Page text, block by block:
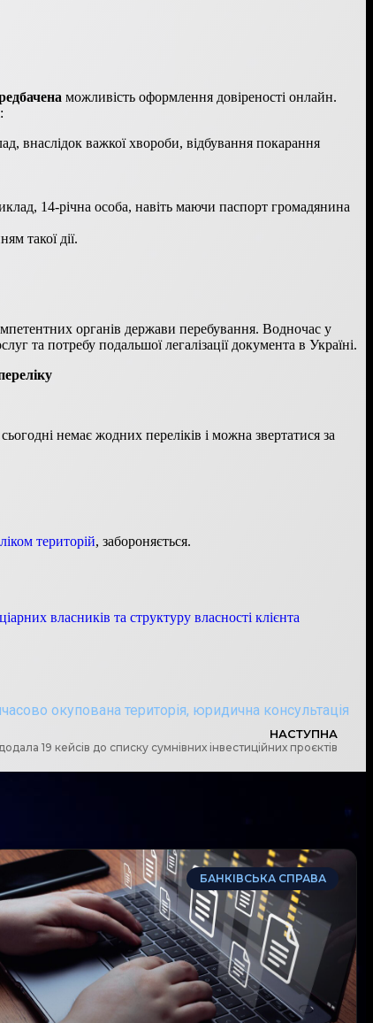
можливість оформлення довіреності онлайн.
внаслідок важкої хвороби, відбування покарання
14-річна особа, навіть маючи паспорт громадянина
такої дії.
органів держави перебування. Водночас у
та потребу подальшої легалізації документа в Україні.
немає жодних переліків і можна звертатися за
територій, забороняється.
власників та структуру власності клієнта
окупована територія, юридична консультація
НАСТУПНА
19 кейсів до списку сумнівних інвестиційних проєктів
БАНКІВСЬКА СПРАВА